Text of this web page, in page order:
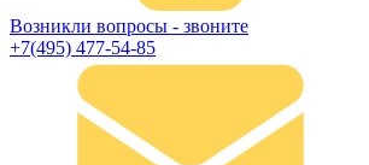
Возникли вопросы - звоните
+7(495) 477-54-85